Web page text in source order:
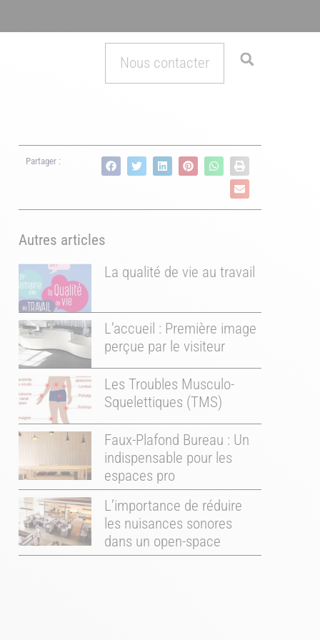
Nous contacter
Partager :
Autres articles
La qualité de vie au travail
L’accueil : Première image
perçue par le visiteur
Les Troubles Musculo-
Squelettiques (TMS)
Faux-Plafond Bureau : Un
indispensable pour les
espaces pro
L’importance de réduire
les nuisances sonores
dans un open-space